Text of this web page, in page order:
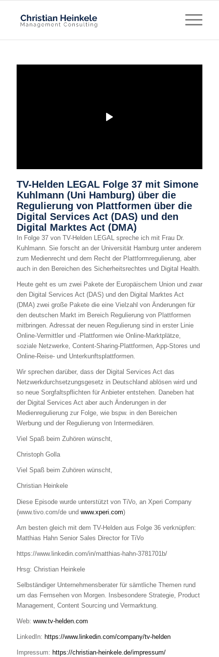
TV-Helden LEGAL Folge 37 mit Simone
Kuhlmann (Uni Hamburg) über die
Regulierung von Plattformen über die
Digital Services Act (DAS) und den
Digital Marktes Act (DMA)
In Folge 37 von TV-Helden LEGAL spreche ich mit Frau Dr.
Kuhlmann. Sie forscht an der Universität Hamburg unter anderem
zum Medienrecht und dem Recht der Plattformregulierung, aber
auch in den Bereichen des Sicherheitsrechtes und Digital Health.
Heute geht es um zwei Pakete der Europäischem Union und zwar
den Digital Services Act (DAS) und den Digital Marktes Act
(DMA) zwei große Pakete die eine Vielzahl von Änderungen für
den deutschen Markt im Bereich Regulierung von Plattformen
mitbringen. Adressat der neuen Regulierung sind in erster Linie
Online-Vermittler und -Plattformen wie Online-Marktplätze,
soziale Netzwerke, Content-Sharing-Plattformen, App-Stores und
Online-Reise- und Unterkunftsplattformen.
Wir sprechen darüber, dass der Digital Services Act das
Netzwerkdurchsetzungsgesetz in Deutschland ablösen wird und
so neue Sorgfaltspflichten für Anbieter entstehen. Daneben hat
der Digital Services Act aber auch Änderungen in der
Medienregulierung zur Folge, wie bspw. in den Bereichen
Werbung und der Regulierung von Intermediären.
Viel Spaß beim Zuhören wünscht,
Christoph Golla
Viel Spaß beim Zuhören wünscht,
Christian Heinkele
Diese Episode wurde unterstützt von TiVo, an Xperi Company
(www.tivo.com/de und www.xperi.com)
Am besten gleich mit dem TV-Helden aus Folge 36 verknüpfen:
Matthias Hahn Senior Sales Director for TiVo
https://www.linkedin.com/in/matthias-hahn-3781701b/
Hrsg: Christian Heinkele
Selbständiger Unternehmensberater für sämtliche Themen rund
um das Fernsehen von Morgen. Insbesondere Strategie, Product
Management, Content Sourcing und Vermarktung.
Web: www.tv-helden.com
LinkedIn: https://www.linkedin.com/company/tv-helden
Impressum: https://christian-heinkele.de/impressum/